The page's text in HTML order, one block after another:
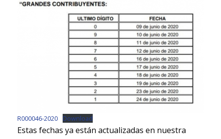
R000046-2020 Download
Estas fechas ya están actualizadas en nuestra